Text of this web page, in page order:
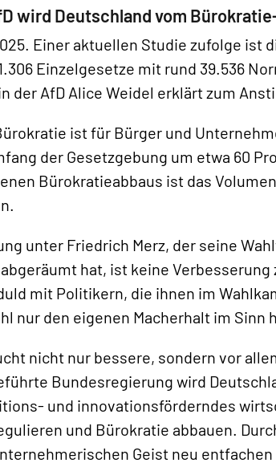
wird Deutschland vom
Einer aktuellen Studie zufolge ist
Einzelgesetze mit rund 39.536
der AfD Alice Weidel erklärt zum
ist für Bürger und
der Gesetzgebung um etwa 60
Bürokratieabbaus ist das
unter Friedrich Merz, der seine
hat, ist keine
mit Politikern, die ihnen im
nur den eigenen Macherhalt im Sinn
nicht nur bessere, sondern vor
Bundesregierung wird
und innovationsförderndes
und Bürokratie abbauen.
Geist neu